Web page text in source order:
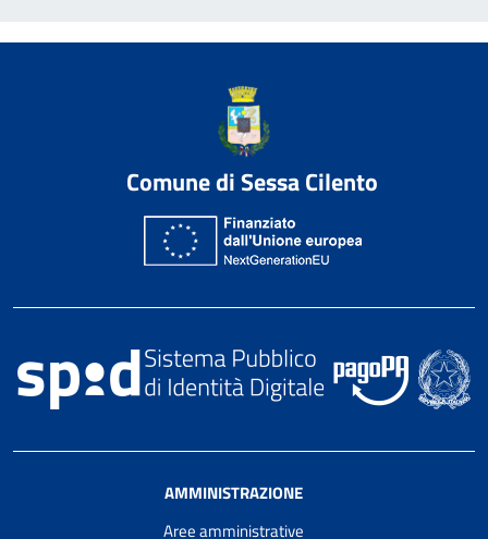
Comune di Sessa Cilento
AMMINISTRAZIONE
Aree amministrative